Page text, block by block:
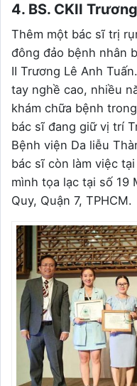
4. BS. CKII
Thêm một bác sĩ trị
đông đảo bệnh nhân
II Trương Lê Anh
tay nghề cao, nhiều
khám chữa bệnh
bác sĩ đang giữ vị trí
Bệnh viện Da liễu
bác sĩ còn làm việc
mình tọa lạc tại số 19
Quy, Quận 7, TPHCM.